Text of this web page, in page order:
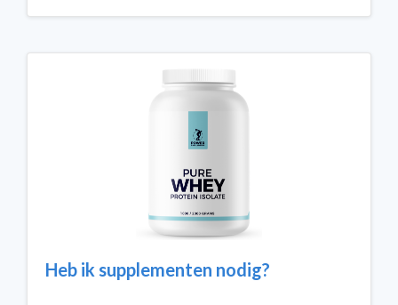
Heb ik supplementen nodig?